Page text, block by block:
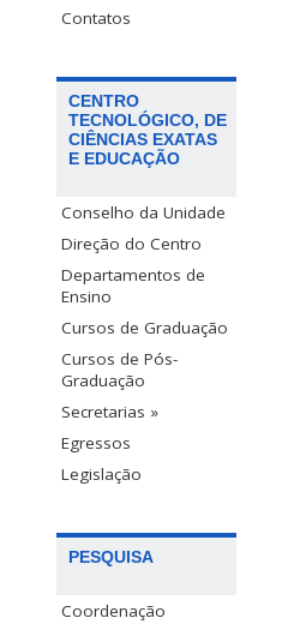
Contatos
CENTRO
TECNOLÓGICO, DE
CIÊNCIAS EXATAS
E EDUCAÇÃO
Conselho da Unidade
Direção do Centro
Departamentos de
Ensino
Cursos de Graduação
Cursos de Pós-
Graduação
Secretarias »
Egressos
Legislação
PESQUISA
Coordenação